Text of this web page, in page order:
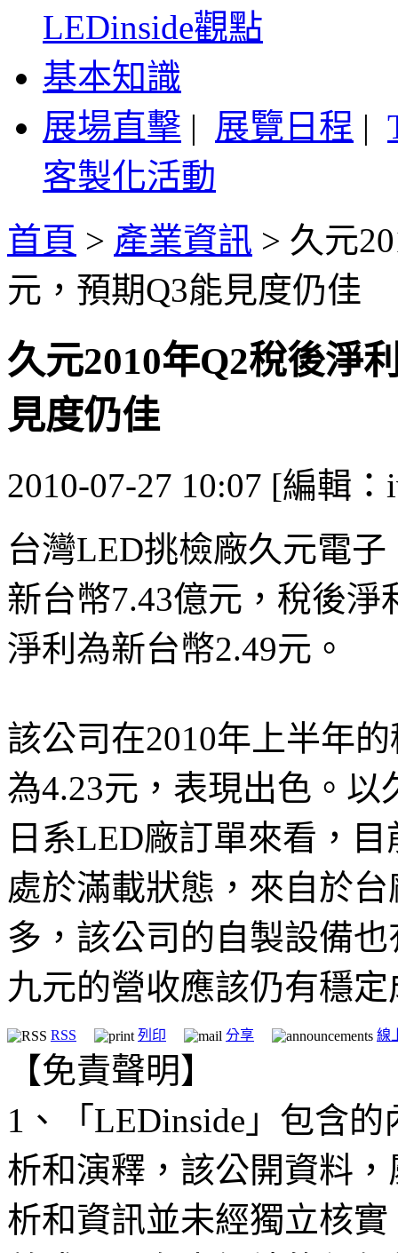
LEDinside觀點
基本知識
展場直擊 | 展覽日程 |
客製化活動
首頁 > 產業資訊 > 久元
元，預期Q3能見度仍佳
久元2010年Q2稅後淨
見度仍佳
2010-07-27 10:07 [編輯：
台灣LED挑檢廠久元電子
新台幣7.43億元，稅後淨
淨利為新台幣2.49元。
該公司在2010年上半年
為4.23元，表現出色。以
日系LED廠訂單來看，
處於滿載狀態，來自於
多，該公司的自製設備
九元的營收應該仍有穩
RSS 列印 分享 線
【免責聲明】
1、「LEDinside」包含
析和演釋，該公開資料
析和資訊並未經獨立核